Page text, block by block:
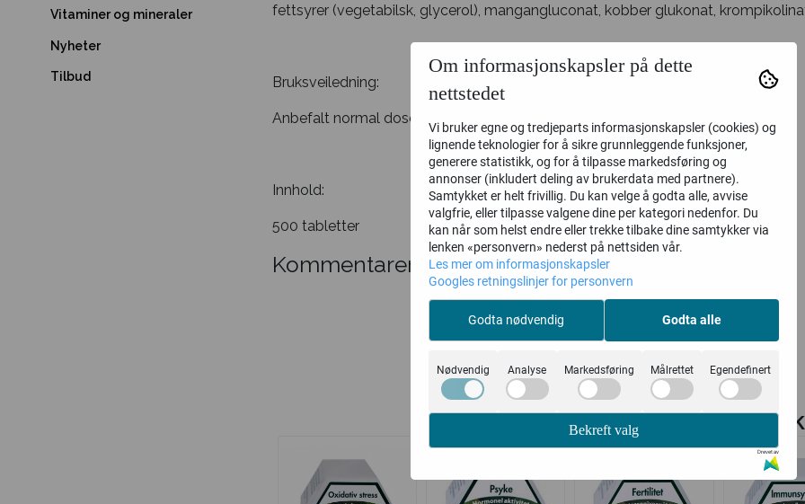
Vitaminer og mineraler
Nyheter
Tilbud
fettsyrer (vegetabilsk, glycerol), mangangluconat, kobber glukonat,
Bruksveiledning:
Anbefalt normal dosering er 9 tabletter daglig.
Innhold:
500 tabletter
Kommentarer
Relaterte
Om informasjonskapsler på dette
nettstedet
Vi bruker egne og tredjeparts informasjonskapsler (cookies) og
lignende teknologier for å sikre grunnleggende funksjoner,
generere statistikk, og for å tilpasse markedsføring og
annonser (inkludert deling av brukerdata med partnere).
Samtykket er helt frivillig. Du kan velge å godta alle, avvise
valgfrie, eller tilpasse valgene dine per kategori nedenfor. Du
kan når som helst endre eller trekke tilbake dine samtykker via
lenken «personvern» nederst på nettsiden vår.
Les mer om informasjonskapsler
Googles retningslinjer for personvern
Godta nødvendig Godta alle
Nødvendig Analyse Markedsføring Målrettet Egendefinert
Bekreft valg
Drevet av